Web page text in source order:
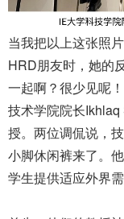
当我把以上这张照
HRD朋友时，她的
一起啊？很少见呢
技术学院院长
授。两位调侃说，
小脚休闲裤来了。
学生提供适应外界需